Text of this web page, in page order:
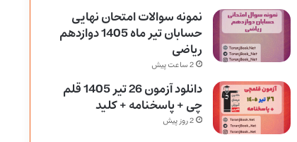
نمونه سوالات امتحان نهایی
حسابان تیر ماه 1405 دوازدهم
ریاضی
2 ساعت پیش
دانلود آزمون 26 تیر 1405 قلم
چی + پاسخنامه + کلید
2 روز پیش